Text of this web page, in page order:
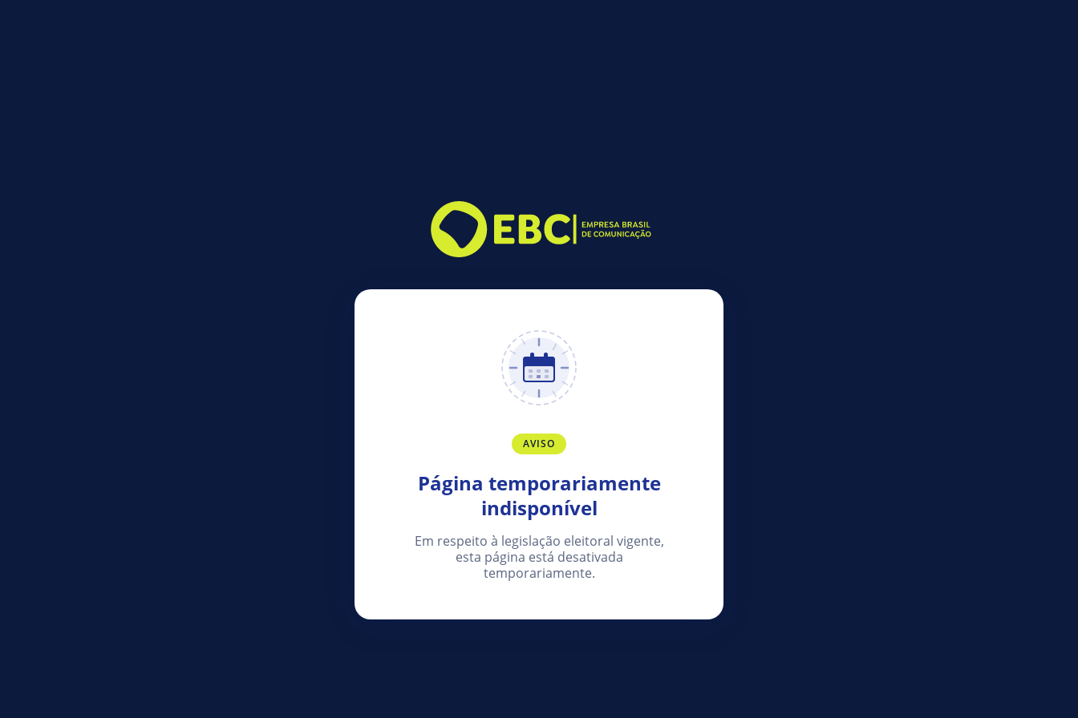
AVISO
Página temporariamente
indisponível
Em respeito à legislação eleitoral vigente,
esta página está desativada
temporariamente.